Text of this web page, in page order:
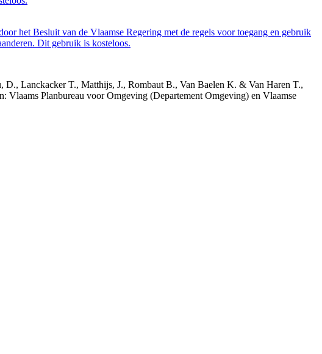
het Besluit van de Vlaamse Regering met de regels voor toegang en gebruik
Dit gebruik is kosteloos.
Lanckacker T., Matthijs, J., Rombaut B., Van Baelen K. & Van Haren T.,
Planbureau voor Omgeving (Departement Omgeving) en Vlaamse